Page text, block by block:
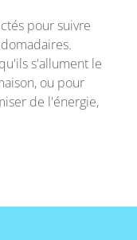
pour suivre
s'allument le
ou pour
de l'énergie,